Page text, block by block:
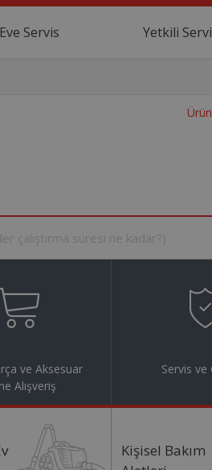
Servis Yetkili
ve Aksesuar
Alışveriş
Servis ve
Kişisel Bakım